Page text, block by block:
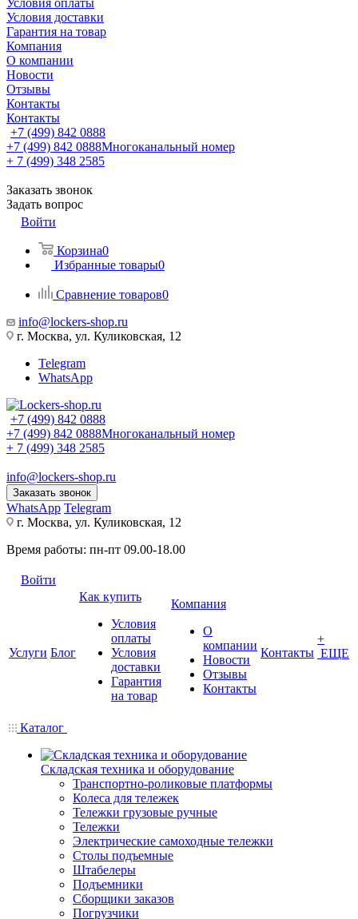
Условия оплаты
Условия доставки
Гарантия на товар
Компания
О компании
Новости
Отзывы
Контакты
Контакты
+7 (499) 842 0888
+7 (499) 842 0888Многоканальный номер
+ 7 (499) 348 2585
Заказать звонок
Задать вопрос
Войти
Корзина0
Избранные товары0
Сравнение товаров0
info@lockers-shop.ru
г. Москва, ул. Куликовская, 12
Telegram
WhatsApp
+7 (499) 842 0888
+7 (499) 842 0888Многоканальный номер
+ 7 (499) 348 2585
info@lockers-shop.ru
Заказать звонок
WhatsApp Telegram
г. Москва, ул. Куликовская, 12
Время работы: пн-пт 09.00-18.00
Войти
Услуги Блог
Как купить
Условия
оплаты
Условия
доставки
Гарантия
на товар
Компания
О
компании
Новости
Отзывы
Контакты
Контакты
+
ЕЩЕ
Каталог
Складская техника и оборудование
Транспортно-роликовые платформы
Колеса для тележек
Тележки грузовые ручные
Тележки
Электрические самоходные тележки
Столы подъемные
Штабелеры
Подъемники
Сборщики заказов
Погрузчики